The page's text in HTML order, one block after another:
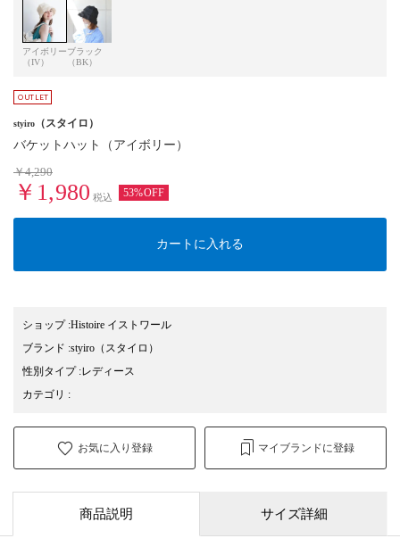
アイボリー
（IV）
ブラック
（BK）
styiro （スタイロ）
バケットハット（アイボリー）
￥4,290
￥1,980 税込 53%OFF
カートに入れる
ショップ:Histoire イストワール
ブランド :styiro （スタイロ）
性別タイプ:レディース
カテゴリ :
お気に入り登録 マイブランドに登録
商品説明 サイズ詳細